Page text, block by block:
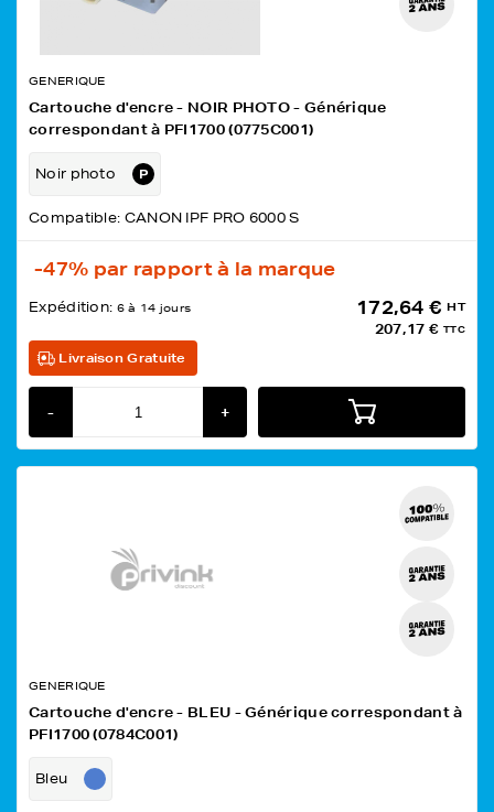
GENERIQUE
Cartouche d'encre - NOIR PHOTO - Générique
correspondant à PFI1700 (0775C001)
Noir photo
Compatible: CANON IPF PRO 6000 S
-47% par rapport à la marque
Expédition: 6 à 14 jours 172,64 € HT
207,17 € TTC
Livraison Gratuite
- +
GENERIQUE
Cartouche d'encre - BLEU - Générique correspondant à
PFI1700 (0784C001)
Bleu